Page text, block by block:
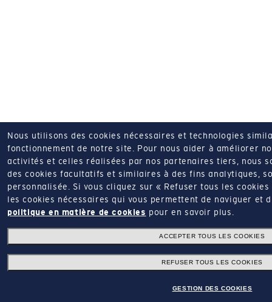
Nous utilisons des cookies nécessaires et technologies
fonctionnement de notre site. Pour nous aider à améliorer
activités et celles réalisées par nos partenaires tiers, nous
des cookies facultatifs et similaires à des fins analytiques,
personnalisée.
Si vous cliquez sur « Refuser tous les
les cookies nécessaires qui vous permettent de naviguer et
politique en matière de cookies pour en savoir plus.
ACCEPTER TOUS LES COOKIES
REFUSER TOUS LES COOKIES
GESTION DES COOKIES